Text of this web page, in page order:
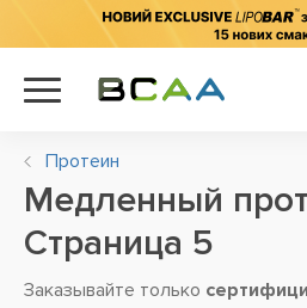
Протеин
Медленный
Cтраница 5
Заказывайте только